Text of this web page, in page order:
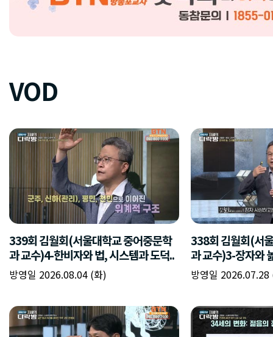
VOD
339회 김월회(서울대학교 중어중문학
과 교수)4-한비자와 법, 시스템과 도덕..
방영일 2026.08.04 (화)
338회 김월회(서
과 교수)3-장자와
방영일 2026.07.28